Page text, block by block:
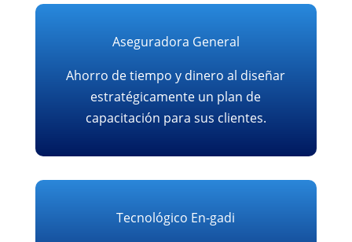
Aseguradora General
Ahorro de tiempo y dinero al diseñar
estratégicamente un plan de
capacitación para sus clientes.
Tecnológico En-gadi